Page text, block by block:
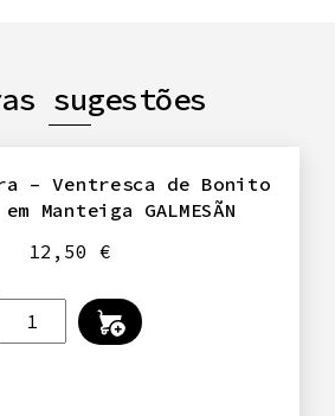
sugestões
– Ventresca de Bonito
Manteiga GALMESÃN
12,50 €
Quantidade